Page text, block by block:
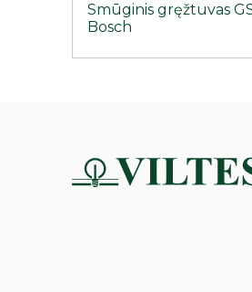
Smūginis gręžtuvas
Bosch